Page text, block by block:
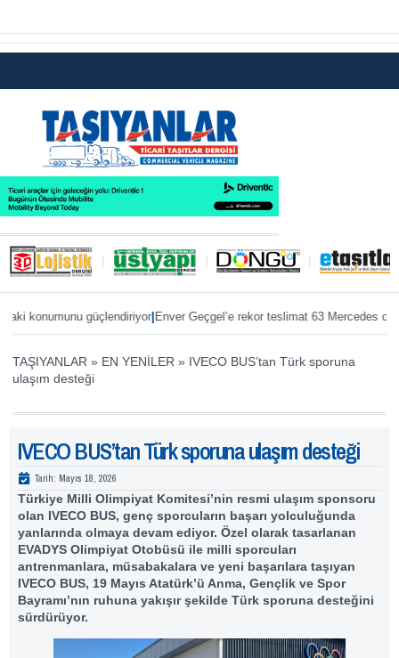
konumunu güçlendiriyor|Enver Geçgel’e rekor teslimat 63 Mercedes otobüs
TAŞIYANLAR » EN YENİLER » IVECO BUS’tan Türk sporuna
ulaşım desteği
IVECO BUS’tan Türk sporuna ulaşım desteği
Tarih: Mayıs 18, 2026
Türkiye Milli Olimpiyat Komitesi’nin resmi ulaşım sponsoru
olan IVECO BUS, genç sporcuların başarı yolculuğunda
yanlarında olmaya devam ediyor. Özel olarak tasarlanan
EVADYS Olimpiyat Otobüsü ile milli sporcuları
antrenmanlara, müsabakalara ve yeni başarılara taşıyan
IVECO BUS, 19 Mayıs Atatürk’ü Anma, Gençlik ve Spor
Bayramı’nın ruhuna yakışır şekilde Türk sporuna desteğini
sürdürüyor.